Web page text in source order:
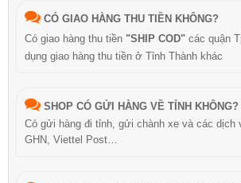
CÓ GIAO HÀNG THU TIỀN KHÔNG?
Có giao hàng thu tiền "SHIP COD" các quận
dụng giao hàng thu tiền ở Tỉnh Thành khác
SHOP CÓ GỬI HÀNG VỀ TỈNH KHÔNG?
Có gửi hàng đi tỉnh, gửi chành xe và các dịch
GHN, Viettel Post…